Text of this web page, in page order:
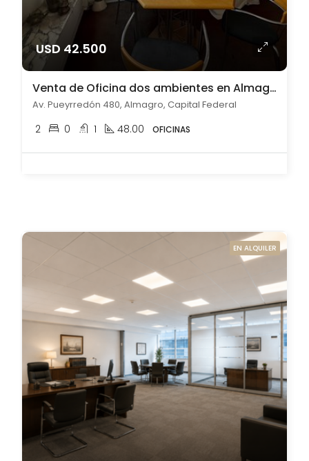
USD 42.500
Venta de Oficina dos ambientes en Almagro
Av. Pueyrredón 480, Almagro, Capital Federal
2 0 1 48.00 OFICINAS
EN ALQUILER